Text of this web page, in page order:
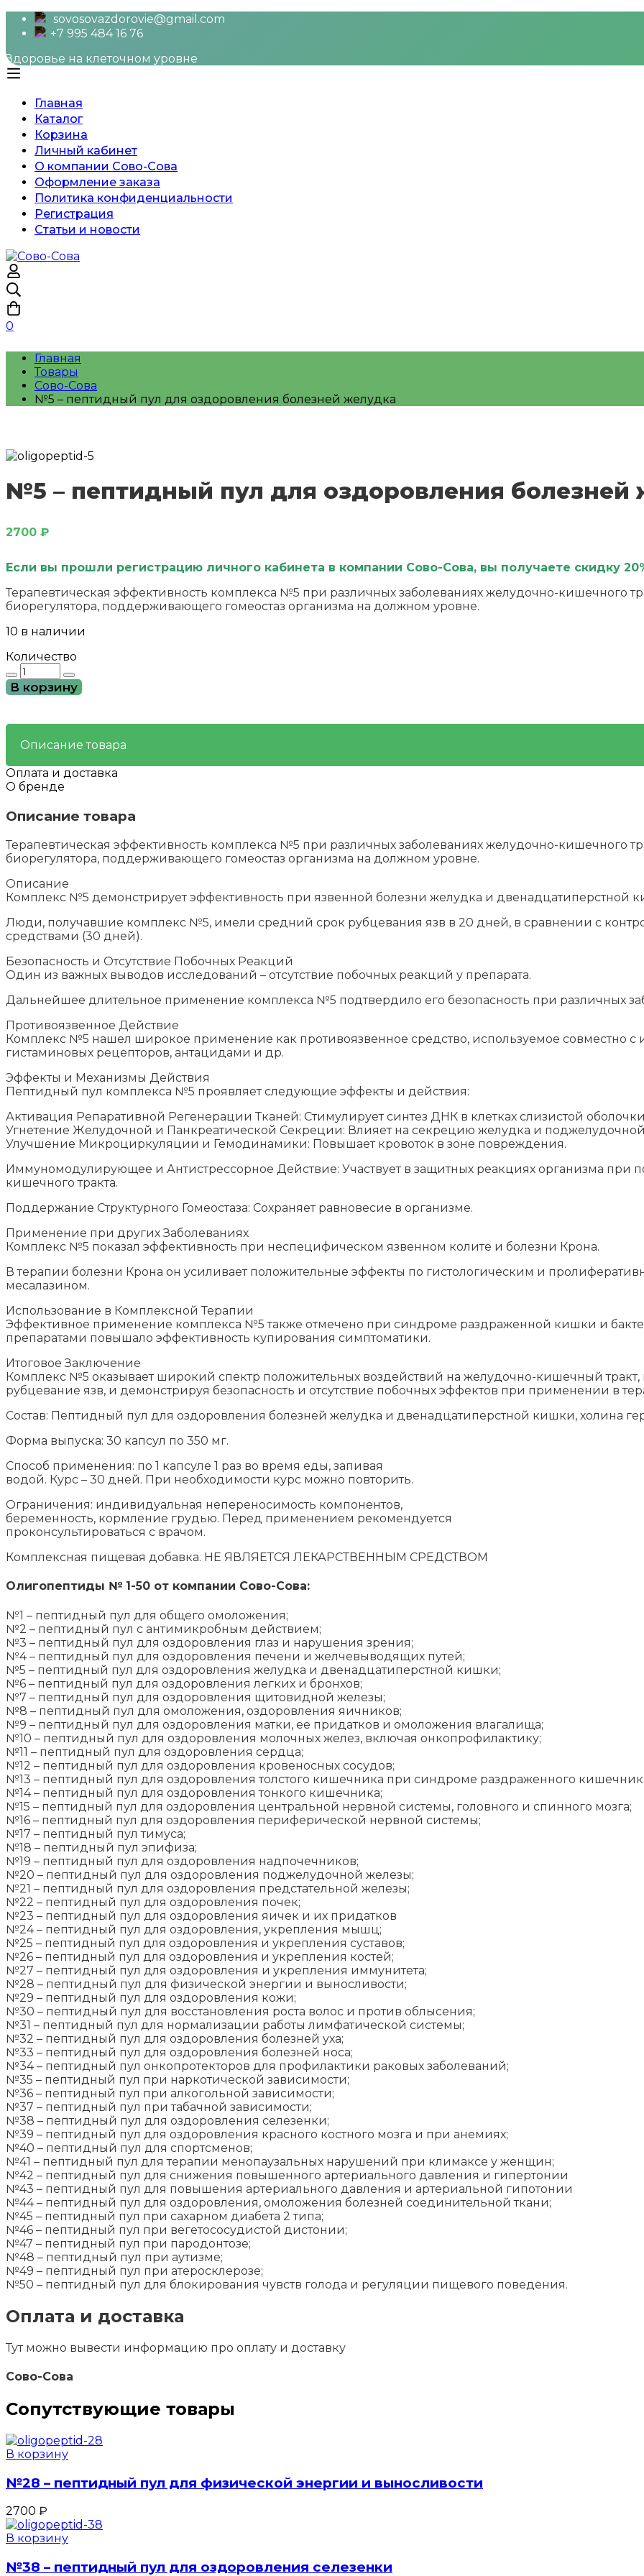
sovosovazdorovie@gmail.com
+7 995 484 16 76
Здоровье на клеточном уровне
Главная
Каталог
Корзина
Личный кабинет
О компании Сово-Сова
Оформление заказа
Политика конфиденциальности
Регистрация
Статьи и новости
0
Главная
Товары
Сово-Сова
№5 – пептидный пул для оздоровления болезней желудка
№5 – пептидный пул для оздоровления болезней
2700 ₽
Если вы прошли регистрацию личного кабинета в компании Сово-Сова, вы получаете скидку
Терапевтическая эффективность комплекса №5 при различных заболеваниях желудочно-кишечного
биорегулятора, поддерживающего гомеостаз организма на должном уровне.
10 в наличии
Количество
Количество
товара
№5
пептидный
пул
для
оздоровления
болезней
желудка
В корзину
Описание товара
Оплата и доставка
О бренде
Описание товара
Терапевтическая эффективность комплекса №5 при различных заболеваниях желудочно-кишечного
биорегулятора, поддерживающего гомеостаз организма на должном уровне.
Описание
Комплекс №5 демонстрирует эффективность при язвенной болезни желудка и двенадцатиперстной
Люди, получавшие комплекс №5, имели средний срок рубцевания язв в 20 дней, в сравнении с
средствами (30 дней).
Безопасность и Отсутствие Побочных Реакций
Один из важных выводов исследований – отсутствие побочных реакций у препарата.
Дальнейшее длительное применение комплекса №5 подтвердило его безопасность при различных
Противоязвенное Действие
Комплекс №5 нашел широкое применение как противоязвенное средство, используемое совместно
гистаминовых рецепторов, антацидами и др.
Эффекты и Механизмы Действия
Пептидный пул комплекса №5 проявляет следующие эффекты и действия:
Активация Репаративной Регенерации Тканей: Стимулирует синтез ДНК в клетках слизистой
Угнетение Желудочной и Панкреатической Секреции: Влияет на секрецию желудка и
Улучшение Микроциркуляции и Гемодинамики: Повышает кровоток в зоне повреждения.
Иммуномодулирующее и Антистрессорное Действие: Участвует в защитных реакциях организма при
кишечного тракта.
Поддержание Структурного Гомеостаза: Сохраняет равновесие в организме.
Применение при других Заболеваниях
Комплекс №5 показал эффективность при неспецифическом язвенном колите и болезни Крона.
В терапии болезни Крона он усиливает положительные эффекты по гистологическим и
месалазином.
Использование в Комплексной Терапии
Эффективное применение комплекса №5 также отмечено при синдроме раздраженной кишки и
препаратами повышало эффективность купирования симптоматики.
Итоговое Заключение
Комплекс №5 оказывает широкий спектр положительных воздействий на желудочно-кишечный
рубцевание язв, и демонстрируя безопасность и отсутствие побочных эффектов при применении в
Состав: Пептидный пул для оздоровления болезней желудка и двенадцатиперстной кишки, холина
Форма выпуска: 30 капсул по 350 мг.
Способ применения: по 1 капсуле 1 раз во время еды, запивая
водой. Курс – 30 дней. При необходимости курс можно повторить.
Ограничения: индивидуальная непереносимость компонентов,
беременность, кормление грудью. Перед применением рекомендуется
проконсультироваться с врачом.
Комплексная пищевая добавка. НЕ ЯВЛЯЕТСЯ ЛЕКАРСТВЕННЫМ СРЕДСТВОМ
Олигопептиды № 1-50 от компании Сово-Сова:
№1 – пептидный пул для общего омоложения;
№2 – пептидный пул с антимикробным действием;
№3 – пептидный пул для оздоровления глаз и нарушения зрения;
№4 – пептидный пул для оздоровления печени и желчевыводящих путей;
№5 – пептидный пул для оздоровления желудка и двенадцатиперстной кишки;
№6 – пептидный пул для оздоровления легких и бронхов;
№7 – пептидный пул для оздоровления щитовидной железы;
№8 – пептидный пул для омоложения, оздоровления яичников;
№9 – пептидный пул для оздоровления матки, ее придатков и омоложения влагалища;
№10 – пептидный пул для оздоровления молочных желез, включая онкопрофилактику;
№11 – пептидный пул для оздоровления сердца;
№12 – пептидный пул для оздоровления кровеносных сосудов;
№13 – пептидный пул для оздоровления толстого кишечника при синдроме раздраженного
№14 – пептидный пул для оздоровления тонкого кишечника;
№15 – пептидный пул для оздоровления центральной нервной системы, головного и спинного мозга;
№16 – пептидный пул для оздоровления периферической нервной системы;
№17 – пептидный пул тимуса;
№18 – пептидный пул эпифиза;
№19 – пептидный пул для оздоровления надпочечников;
№20 – пептидный пул для оздоровления поджелудочной железы;
№21 – пептидный пул для оздоровления предстательной железы;
№22 – пептидный пул для оздоровления почек;
№23 – пептидный пул для оздоровления яичек и их придатков
№24 – пептидный пул для оздоровления, укрепления мышц;
№25 – пептидный пул для оздоровления и укрепления суставов;
№26 – пептидный пул для оздоровления и укрепления костей;
№27 – пептидный пул для оздоровления и укрепления иммунитета;
№28 – пептидный пул для физической энергии и выносливости;
№29 – пептидный пул для оздоровления кожи;
№30 – пептидный пул для восстановления роста волос и против облысения;
№31 – пептидный пул для нормализации работы лимфатической системы;
№32 – пептидный пул для оздоровления болезней уха;
№33 – пептидный пул для оздоровления болезней носа;
№34 – пептидный пул онкопротекторов для профилактики раковых заболеваний;
№35 – пептидный пул при наркотической зависимости;
№36 – пептидный пул при алкогольной зависимости;
№37 – пептидный пул при табачной зависимости;
№38 – пептидный пул для оздоровления селезенки;
№39 – пептидный пул для оздоровления красного костного мозга и при анемиях;
№40 – пептидный пул для спортсменов;
№41 – пептидный пул для терапии менопаузальных нарушений при климаксе у женщин;
№42 – пептидный пул для снижения повышенного артериального давления и гипертонии
№43 – пептидный пул для повышения артериального давления и артериальной гипотонии
№44 – пептидный пул для оздоровления, омоложения болезней соединительной ткани;
№45 – пептидный пул при сахарном диабета 2 типа;
№46 – пептидный пул при вегетососудистой дистонии;
№47 – пептидный пул при пародонтозе;
№48 – пептидный пул при аутизме;
№49 – пептидный пул при атеросклерозе;
№50 – пептидный пул для блокирования чувств голода и регуляции пищевого поведения.
Оплата и доставка
Тут можно вывести информацию про оплату и доставку
Сово-Сова
Сопутствующие товары
В корзину
№28 – пептидный пул для физической энергии и выносливости
2700 ₽
В корзину
№38 – пептидный пул для оздоровления селезенки